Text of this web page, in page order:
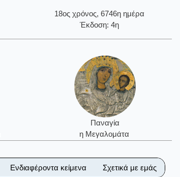
18ος χρόνος, 6746η ημέρα
Έκδοση: 4η
Παναγία
η Μεγαλομάτα
Ενδιαφέροντα κείμενα Σχετικά με εμάς